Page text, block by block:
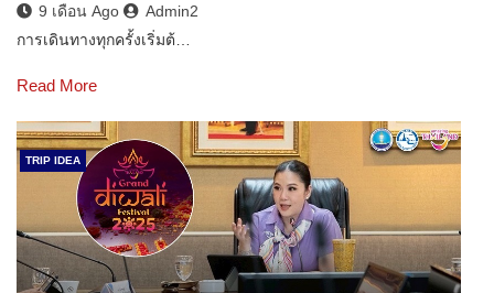
9 เดือน Ago
Admin2
การเดินทางทุกครั้งเริ่มต้…
Read More
TRIP IDEA